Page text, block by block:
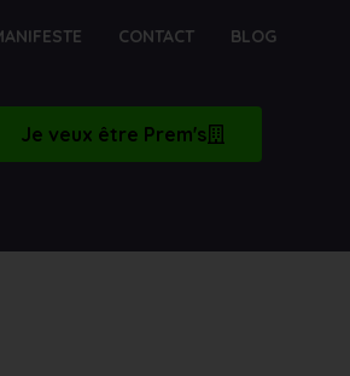
CONTACT BLOG
Je veux être Prem's